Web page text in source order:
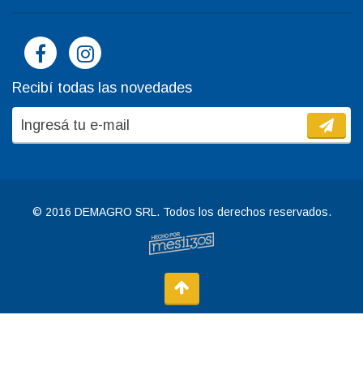
Recibí todas las novedades
© 2016 DEMAGRO SRL. Todos los derechos reservados.